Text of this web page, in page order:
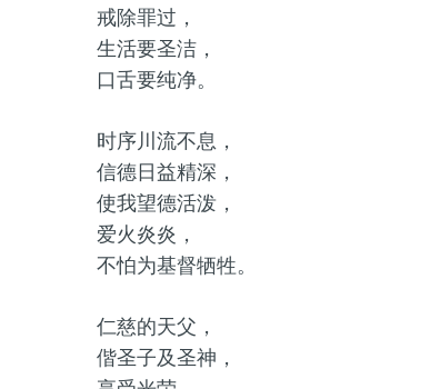
戒除罪过，
生活要圣洁，
口舌要纯净。
时序川流不息，
信德日益精深，
使我望德活泼，
爱火炎炎，
不怕为基督牺牲。
仁慈的天父，
偕圣子及圣神，